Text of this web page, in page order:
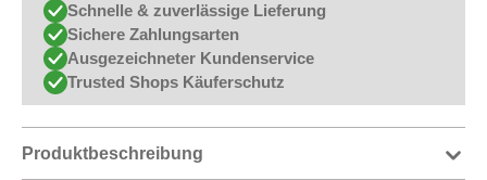
Schnelle & zuverlässige Lieferung
Sichere Zahlungsarten
Ausgezeichneter Kundenservice
Trusted Shops Käuferschutz
Produktbeschreibung